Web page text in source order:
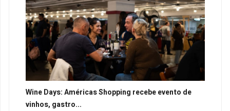
Wine Days: Américas Shopping recebe evento de
vinhos, gastro...